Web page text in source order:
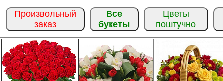
Произвольный
заказ
Все
букеты
Цветы
поштучно